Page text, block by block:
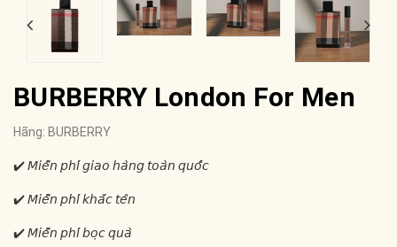
BURBERRY London For Men
Hãng: BURBERRY
✔️ 𝘔𝘪𝘦̂̃𝘯 𝘱𝘩𝘪́ 𝘨𝘪𝘢𝘰 𝘩𝘢̀𝘯𝘨 𝘵𝘰𝘢̀𝘯 𝘲𝘶𝘰̂́𝘤
✔️ 𝘔𝘪𝘦̂̃𝘯 𝘱𝘩𝘪́ 𝘬𝘩𝘢̆́𝘤 𝘵𝘦̂𝘯
✔️ 𝘔𝘪𝘦̂̃𝘯 𝘱𝘩𝘪́ 𝘣𝘰̣𝘤 𝘲𝘶𝘢̀